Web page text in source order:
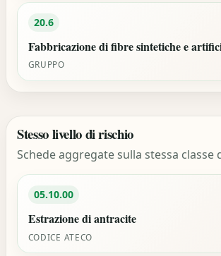
20.6
Fabbricazione di fibre sintetiche e
GRUPPO
Stesso livello di rischio
Schede aggregate sulla stessa classe
05.10.00
Estrazione di antracite
CODICE ATECO